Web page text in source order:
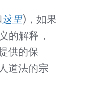
这里)，如果
的解释，
供的保
道法的宗